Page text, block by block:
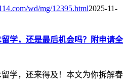
wd/mg/12395.html2025-11-
学，还是最后机会吗？附申请全
学，还来得及！本文为你拆解春